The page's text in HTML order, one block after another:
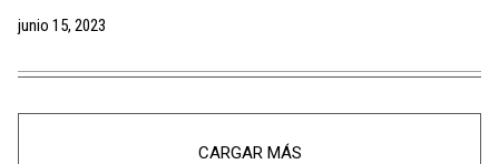
junio 15, 2023
CARGAR MÁS